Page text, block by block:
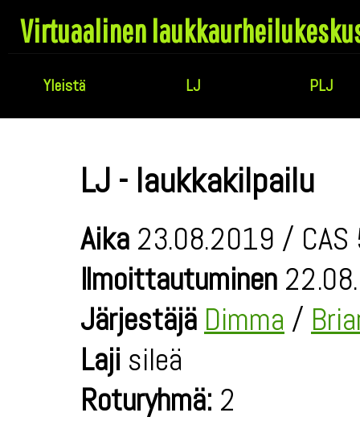
Virtuaalinen
Yleistä LJ PLJ
LJ - laukkakilpailu
Aika 23.08.2019 /
Ilmoittautuminen
Järjestäjä Dimma /
Laji sileä
Roturyhmä: 2